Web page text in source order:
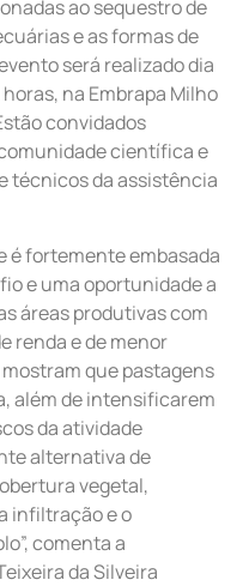
ao sequestro de
e as formas de
será realizado dia
na Embrapa Milho
convidados
científica e
técnicos da assistência
é fortemente embasada
e uma oportunidade a
áreas produtivas com
renda e de menor
que pastagens
além de intensificarem
da atividade
alternativa de
vegetal,
infiltração e o
comenta a
da Silveira